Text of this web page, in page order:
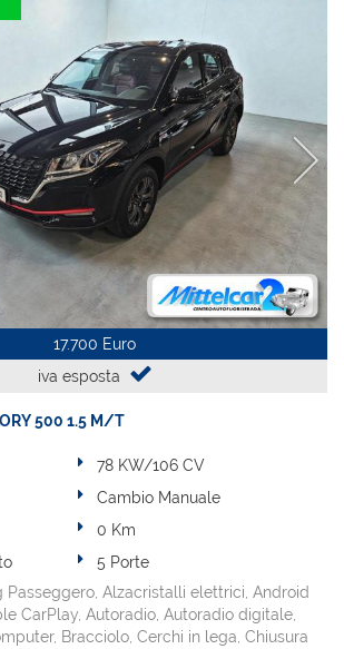
17.700 Euro
iva esposta
500 1.5 M/T
78 KW/106 CV
Cambio Manuale
0 Km
5 Porte
Passeggero, Alzacristalli elettrici, Android
CarPlay, Autoradio, Autoradio digitale,
Bracciolo, Cerchi in lega, Chiusura